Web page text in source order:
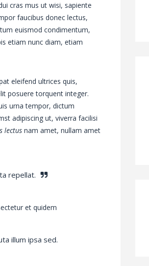
cras mus ut wisi, sapiente
faucibus donec lectus,
euismod condimentum,
etiam nunc diam, etiam
eleifend ultrices quis,
posuere torquent integer.
urna tempor, dictum
adipiscing ut, viverra facilisi
lectus nam amet, nullam amet
repellat.
et quidem
illum ipsa sed.